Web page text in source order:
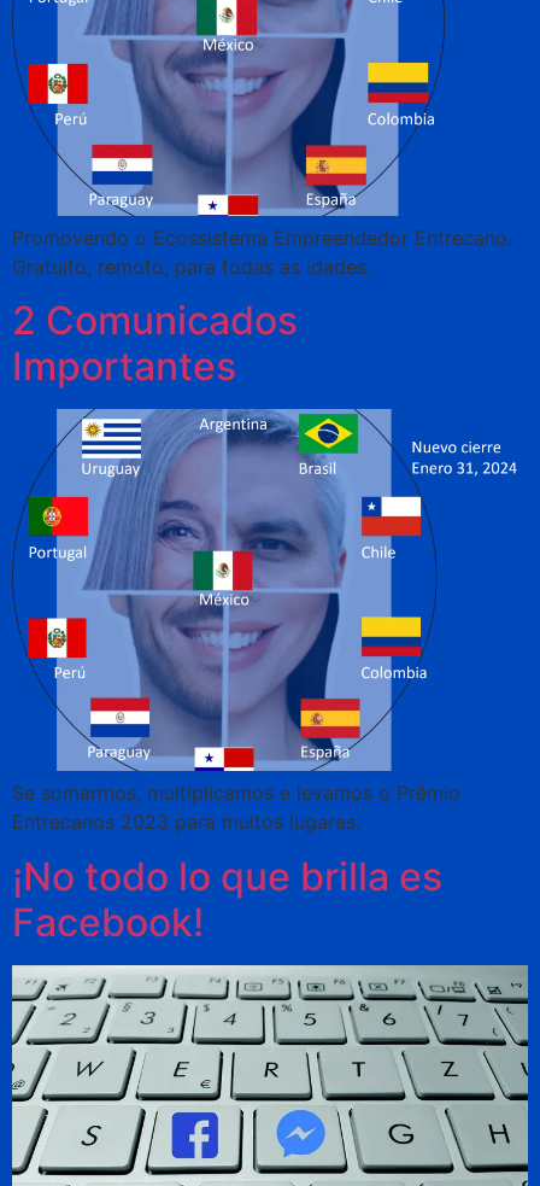
Promovendo o Ecossistema Empreendedor Entrecano.
Gratuito, remoto, para todas as idades.
2 Comunicados
Importantes
Se somarmos, multiplicamos e levamos o Prêmio
Entrecanos 2023 para muitos lugares.
¡No todo lo que brilla es
Facebook!